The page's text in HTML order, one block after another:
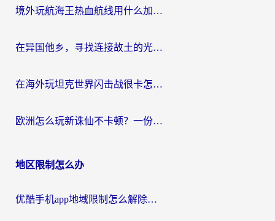
境外玩航海王热血航线用什么加速器？2026海外玩家实测最优方案（附欧洲问道堡垒前线加速技巧）
在异国他乡，寻找连接故土的光明大陆免费加速器
在海外玩坦克世界闪击战很卡怎么办？老玩家亲测有效的加速器选择指南
欧洲怎么玩新诛仙不卡顿？一份给海外游子的国服游戏畅玩指南
地区限制怎么办
优酷手机app地域限制怎么解除？海外党亲测有效的追剧方案